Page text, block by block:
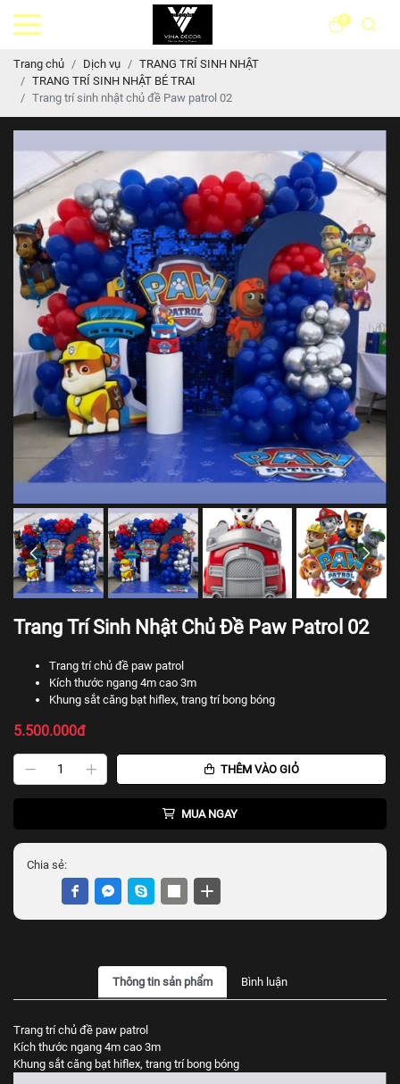
0
Trang chủ Dịch vụ
TRANG TRÍ SINH NHẬT
TRANG TRÍ SINH NHẬT BÉ TRAI
Trang trí sinh nhật chủ đề Paw patrol 02
Trang Trí Sinh Nhật Chủ Đề Paw Patrol 02
Trang trí chủ đề paw patrol
Kích thước ngang 4m cao 3m
Khung sắt căng bạt hiflex, trang trí bong bóng
5.500.000đ
THÊM VÀO GIỎ
MUA NGAY
Chia sẻ:
Thông tin sản phẩm Bình luận
Trang trí chủ đề paw patrol
Kích thước ngang 4m cao 3m
Khung sắt căng bạt hiflex, trang trí bong bóng